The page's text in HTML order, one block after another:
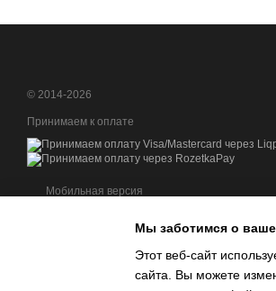
© 2014-2026
Принимаем к оплате
Мобильная версия
Мы заботимся о
Этот веб-сайт
сайта. Вы можете